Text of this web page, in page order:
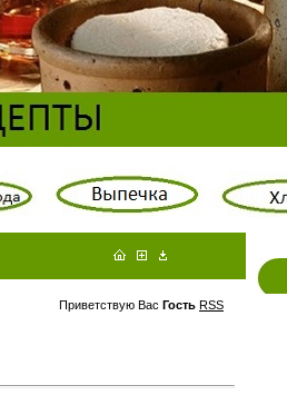
Приветствую Вас Гость RSS